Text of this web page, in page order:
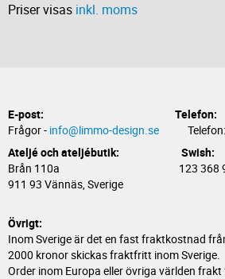
Priser visas inkl. moms
E-post:
Telefon:
Frågor - info@limmo-design.se Telefon:
Ateljé och ateljébutik: Swish:
Brån 110a 123 368 92
911 93 Vännäs, Sverige
Övrigt:
Inom Sverige är det en fast fraktkostnad
2000 kronor skickas fraktfritt inom Sverige.
Order inom Europa eller övriga världen